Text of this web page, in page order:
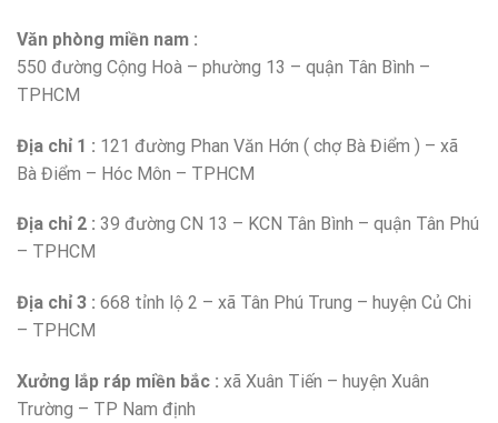
Văn phòng miền nam :
550 đường Cộng Hoà – phường 13 – quận Tân Bình –
TPHCM
Địa chỉ 1 : 121 đường Phan Văn Hớn ( chợ Bà Điểm ) – xã
Bà Điểm – Hóc Môn – TPHCM
Địa chỉ 2 : 39 đường CN 13 – KCN Tân Bình – quận Tân Phú
– TPHCM
Địa chỉ 3 : 668 tỉnh lộ 2 – xã Tân Phú Trung – huyện Củ Chi
– TPHCM
Xưởng lắp ráp miền bắc : xã Xuân Tiến – huyện Xuân
Trường – TP Nam định